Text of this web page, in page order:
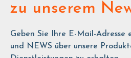
zu unserem
Geben Sie Ihre E-Mail-Adresse
und NEWS über unsere